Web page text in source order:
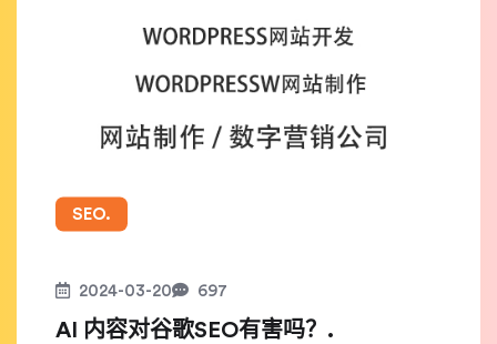
SEO.
2024-03-20 697
AI 内容对谷歌SEO有害吗？.